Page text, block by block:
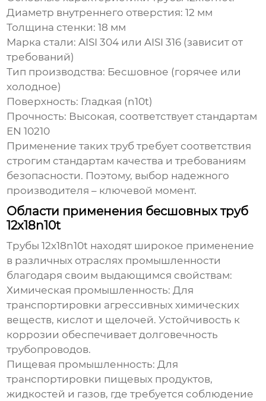
Диаметр внутреннего отверстия: 12 мм
Толщина стенки: 18 мм
Марка стали: AISI 304 или AISI 316 (зависит от
требований)
Тип производства: Бесшовное (горячее или
холодное)
Поверхность: Гладкая (n10t)
Прочность: Высокая, соответствует стандартам
EN 10210
Применение таких труб требует соответствия
строгим стандартам качества и требованиям
безопасности. Поэтому, выбор надежного
производителя – ключевой момент.
Области применения бесшовных труб
12x18n10t
Трубы12x18n10t находят широкое применение
в различных отраслях промышленности
благодаря своим выдающимся свойствам:
Химическая промышленность: Для
транспортировки агрессивных химических
веществ, кислот и щелочей. Устойчивость к
коррозии обеспечивает долговечность
трубопроводов.
Пищевая промышленность: Для
транспортировки пищевых продуктов,
жидкостей и газов, где требуется соблюдение